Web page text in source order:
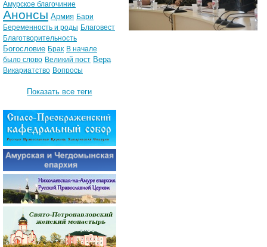
Амурское благочиние
Анонсы Армия Бари
Беременность и роды Благовест
Благотворительность
Богословие Брак В начале
было слово Великий пост Вера
Викариатство Вопросы
Показать все теги